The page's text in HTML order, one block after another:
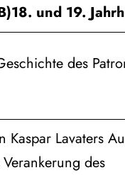
18. und 19.
des
Kaspar Lavaters
des